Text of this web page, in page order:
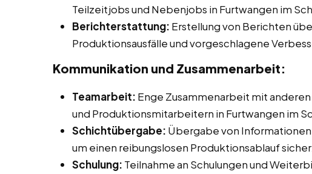
Teilzeitjobs und Nebenjobs in Furtwangen im
Berichterstattung: Erstellung von Berichten
Produktionsausfälle und vorgeschlagene
Kommunikation und Zusammenarbeit:
Teamarbeit: Enge Zusammenarbeit mit
und Produktionsmitarbeitern in Furtwangen im
Schichtübergabe: Übergabe von
um einen reibungslosen Produktionsablauf
Schulung: Teilnahme an Schulungen und